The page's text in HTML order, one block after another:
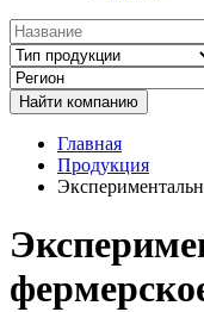
Главная
Продукция